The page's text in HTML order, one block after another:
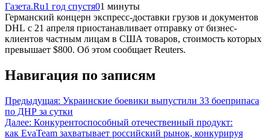
Газета.Ru1 год спустя01 минуты
Германский концерн экспресс-доставки грузов и документов
DHL с 21 апреля приостанавливает отправку от бизнес-
клиентов частным лицам в США товаров, стоимость которых
превышает $800. Об этом сообщает Reuters.
Навигация по записям
Предыдущая: Украинские боевики выпустили 33 боеприпаса
по ДНР за сутки
Далее: Конкурентоспособный отечественный продукт:
как EvaTeam захватывает российский рынок, конкурируя